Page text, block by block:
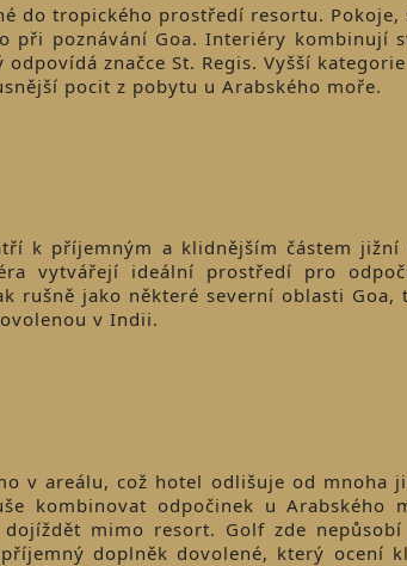
do tropického prostředí resortu. Pokoje,
při poznávání Goa. Interiéry kombinují
značce St. Regis. Vyšší
pocit z pobytu u Arabského moře.
k příjemným a klidnějším částem jižní
vytvářejí ideální prostředí pro
rušně jako některé severní oblasti Goa,
v Indii.
v areálu, což hotel odlišuje od mnoha
kombinovat odpočinek u Arabského
mimo resort. Golf zde
doplněk dovolené, který ocení